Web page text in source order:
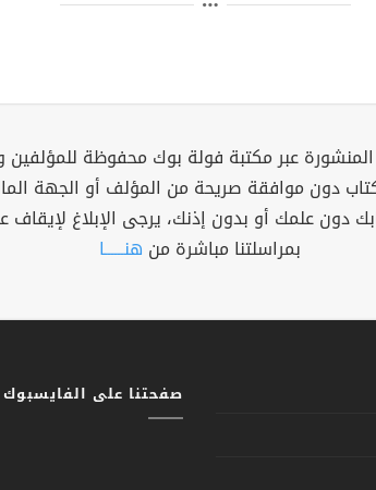
عبر مكتبة فولة بوك محفوظة للمؤلفين
دون موافقة صريحة من المؤلف أو الجهة
دون علمك أو بدون إذنك، يرجى الإبلاغ لإيقاف
بمراسلتنا مباشرة من هنــــــا
صفحتنا على الفايسبوك